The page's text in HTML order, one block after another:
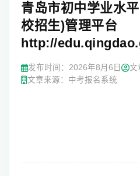
青岛市初中学业水
校招生)管理平台
http://
发布时间： 2026年8月6日
文
文章来源：中考报名系统